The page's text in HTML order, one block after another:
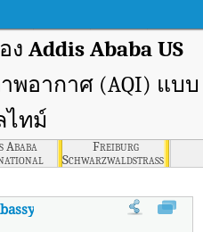
ง Addis Ababa US
อากาศ (AQI) แบบ
ไทม์
Ababa
School
Freiburg
Schwarzwaldstrasse
ดัชนีคุณภาพอากาศ (AQI) แบบเรี